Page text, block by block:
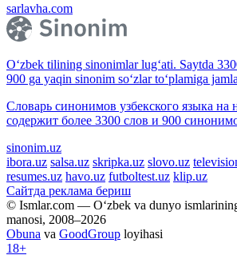
sarlavha.com
O‘zbek tilining sinonimlar lug‘ati. Saytda
900 ga yaqin sinonim so‘zlar to‘plamiga
Словарь синонимов узбекского языка на
содержит более 3300 слов и 900
sinonim.uz
ibora.uz salsa.uz skripka.uz slovo.uz
resumes.uz havo.uz futboltest.uz klip.uz
Сайтда реклама бериш
© Ismlar.com — O‘zbek va dunyo
manosi, 2008–2026
Obuna va GoodGroup loyihasi
18+